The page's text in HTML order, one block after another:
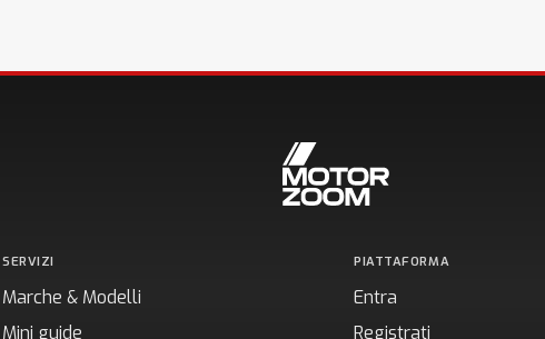
SERVIZI
Marche & Modelli
Mini guide
PIATTAFORMA
Entra
Registrati